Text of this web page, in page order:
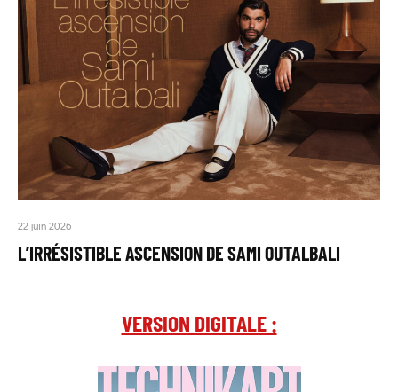
22 juin 2026
L’IRRÉSISTIBLE ASCENSION DE SAMI OUTALBALI
VERSION DIGITALE :